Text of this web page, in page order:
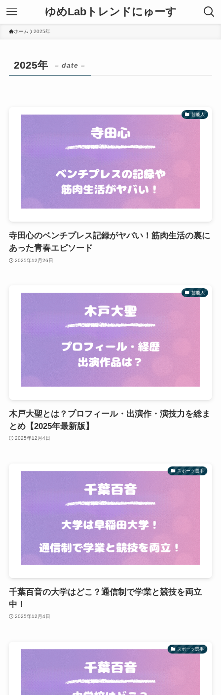
ゆめLabトレンドにゅーす
ホーム 2025年
2025年 – date –
芸能人
寺田心のベンチプレス記録がヤバい！筋肉生活の裏に
あった青春エピソード
2025年12月26日
芸能人
木戸大聖とは？プロフィール・出演作・演技力を総ま
とめ【2025年最新版】
2025年12月4日
スポーツ選手
千葉百音の大学はどこ？通信制で学業と競技を両立
中！
2025年12月4日
スポーツ選手